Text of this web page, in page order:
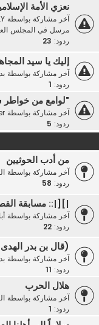
نعزي الأمة
آخر مشاركة بواسطة
مرسل في المجلس
ردود: 23
إليك يا سيد
آخر مشاركة بواسطة
ردود:
"لوامع من
آخر مشاركة بواسطة
ردود: 5
من أدب الحوثيين
آخر مشاركة بواسطة
ردود: 58
|][|:: مسابقة
آخر مشاركة بواسطة
ردود: 22
(قال بن بدر
آخر مشاركة بواسطة
ردود: 11
هلال الحرب
آخر مشاركة بواسطة
ردود: